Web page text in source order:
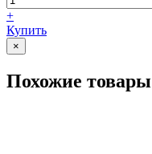
+
Купить
×
Похожие товары